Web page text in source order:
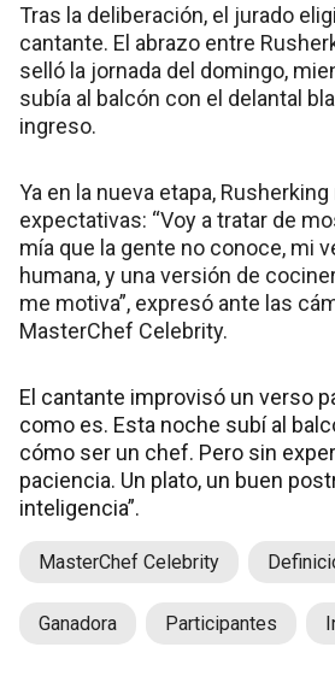
Tras la deliberación, el jurado
cantante. El abrazo entre
selló la jornada del domingo,
subía al balcón con el delantal
ingreso.
Ya en la nueva etapa,
expectativas: “Voy a tratar de
mía que la gente no conoce, mi
humana, y una versión de
me motiva”, expresó ante las
MasterChef Celebrity.
El cantante improvisó un verso
como es. Esta noche subí al
cómo ser un chef. Pero sin
paciencia. Un plato, un buen
inteligencia”.
MasterChef Celebrity
Ganadora Participantes